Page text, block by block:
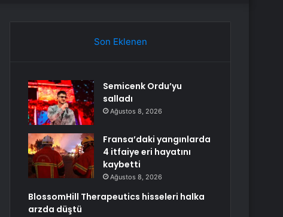
Son Eklenen
Semicenk Ordu’yu
salladı
Ağustos 8, 2026
Fransa’daki yangınlarda
4 itfaiye eri hayatını
kaybetti
Ağustos 8, 2026
BlossomHill Therapeutics hisseleri halka
arzda düştü